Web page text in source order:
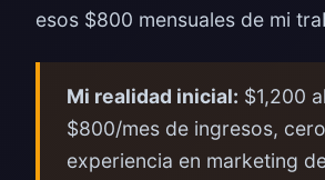
esos $800 mensuales de mi
Mi realidad inicial: $1,200
$800/mes de ingresos, cero
experiencia en marketing